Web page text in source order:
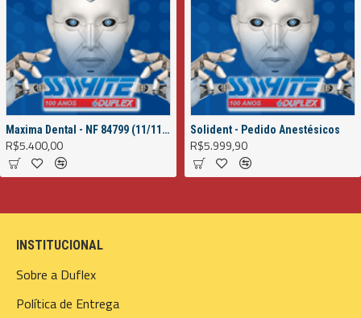
Maxima Dental - NF 84799 (11/11/2022)
R$5.400,00
Solident - Pedido Anestésicos
R$5.999,90
INSTITUCIONAL
Sobre a Duflex
Política de Entrega